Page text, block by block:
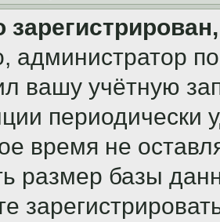
администратор
вашу учётную
периодически
время не
размер базы